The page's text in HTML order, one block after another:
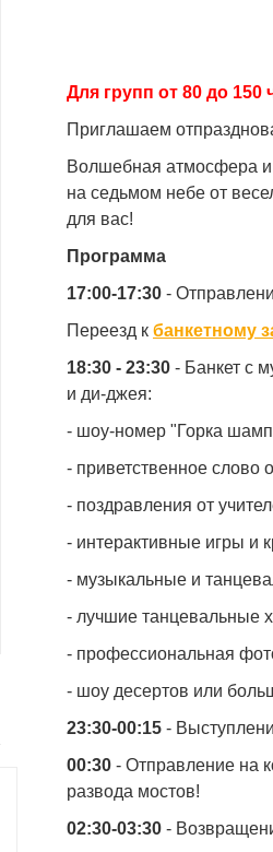
Для групп от 80 до 150
Приглашаем
Волшебная атмосфера и
на седьмом небе от
для вас!
Программа
17:00-17:30 -
Переезд к банкетному
18:30 - 23:30 - Банкет с
и ди-джея:
- шоу-номер "Горка
- приветственное слово
- поздравления от
- интерактивные игры и
- музыкальные и
- лучшие танцевальные
- профессиональная
- шоу десертов или
23:30-00:15 -
00:30 - Отправление на
развода мостов!
02:30-03:30 -